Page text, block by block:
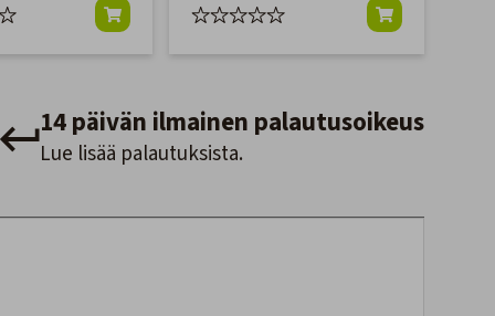
14 päivän ilmainen palautusoikeus
Lue lisää palautuksista.